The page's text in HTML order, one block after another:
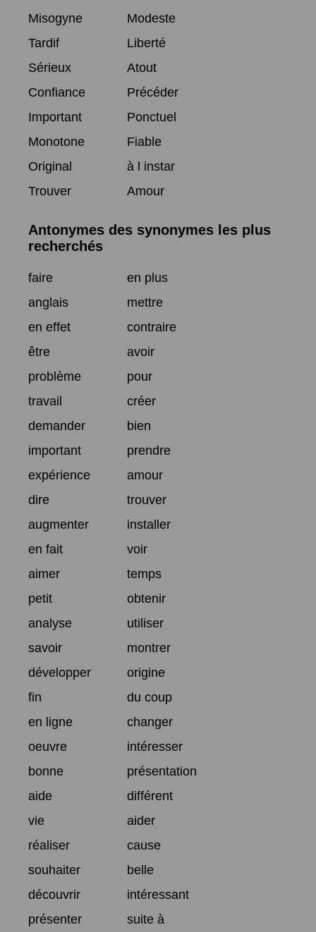
Misogyne
Modeste
Tardif
Liberté
Sérieux
Atout
Confiance
Précéder
Important
Ponctuel
Monotone
Fiable
Original
à l instar
Trouver
Amour
Antonymes des synonymes les plus
recherchés
faire
en plus
anglais
mettre
en effet
contraire
être
avoir
problème
pour
travail
créer
demander
bien
important
prendre
expérience
amour
dire
trouver
augmenter
installer
en fait
voir
aimer
temps
petit
obtenir
analyse
utiliser
savoir
montrer
développer
origine
fin
du coup
en ligne
changer
oeuvre
intéresser
bonne
présentation
aide
différent
vie
aider
réaliser
cause
souhaiter
belle
découvrir
intéressant
présenter
suite à